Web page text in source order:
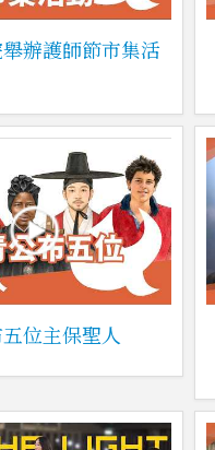
辦護師節市集活
位主保聖人